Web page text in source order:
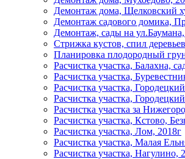
Демонтаж дома, Щелковский
Демонтаж садового домика,
Демонтаж, сады на
Стрижка кустов, спил
Планировка плодородный
Расчистка участка, Балахна,
Расчистка участка,
Расчистка участка,
Расчистка участка,
Расчистка участка за
Расчистка участка, Кстово,
Расчистка участка, Лом, 2018г
Расчистка участка, Малая
Расчистка участка, Нагулино,